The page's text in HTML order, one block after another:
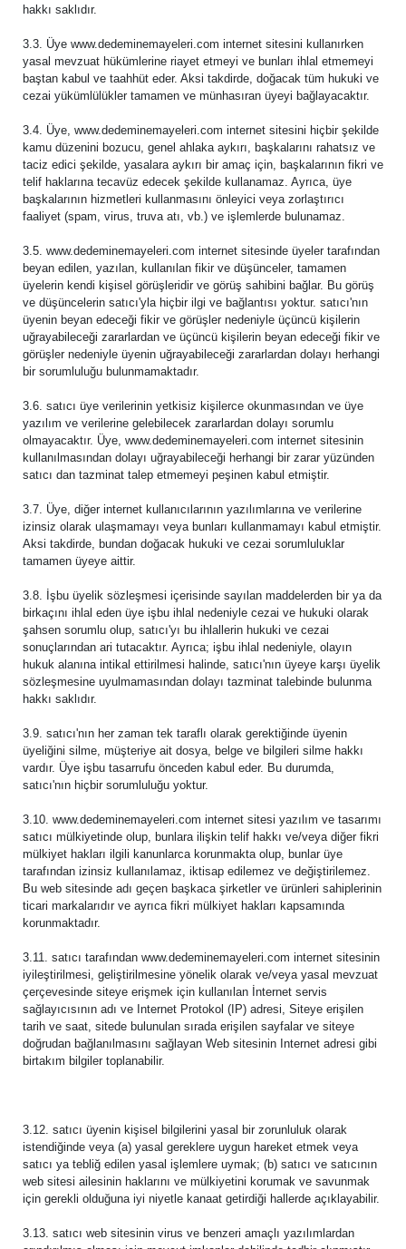
hakkı saklıdır.
3.3. Üye www.dedeminemayeleri.com internet sitesini kullanırken
yasal mevzuat hükümlerine riayet etmeyi ve bunları ihlal etmemeyi
baştan kabul ve taahhüt eder. Aksi takdirde, doğacak tüm hukuki ve
cezai yükümlülükler tamamen ve münhasıran üyeyi bağlayacaktır.
3.4. Üye, www.dedeminemayeleri.com internet sitesini hiçbir şekilde
kamu düzenini bozucu, genel ahlaka aykırı, başkalarını rahatsız ve
taciz edici şekilde, yasalara aykırı bir amaç için, başkalarının fikri ve
telif haklarına tecavüz edecek şekilde kullanamaz. Ayrıca, üye
başkalarının hizmetleri kullanmasını önleyici veya zorlaştırıcı
faaliyet (spam, virus, truva atı, vb.) ve işlemlerde bulunamaz.
3.5. www.dedeminemayeleri.com internet sitesinde üyeler tarafından
beyan edilen, yazılan, kullanılan fikir ve düşünceler, tamamen
üyelerin kendi kişisel görüşleridir ve görüş sahibini bağlar. Bu görüş
ve düşüncelerin satıcı'yla hiçbir ilgi ve bağlantısı yoktur. satıcı'nın
üyenin beyan edeceği fikir ve görüşler nedeniyle üçüncü kişilerin
uğrayabileceği zararlardan ve üçüncü kişilerin beyan edeceği fikir ve
görüşler nedeniyle üyenin uğrayabileceği zararlardan dolayı herhangi
bir sorumluluğu bulunmamaktadır.
3.6. satıcı üye verilerinin yetkisiz kişilerce okunmasından ve üye
yazılım ve verilerine gelebilecek zararlardan dolayı sorumlu
olmayacaktır. Üye, www.dedeminemayeleri.com internet sitesinin
kullanılmasından dolayı uğrayabileceği herhangi bir zarar yüzünden
satıcı dan tazminat talep etmemeyi peşinen kabul etmiştir.
3.7. Üye, diğer internet kullanıcılarının yazılımlarına ve verilerine
izinsiz olarak ulaşmamayı veya bunları kullanmamayı kabul etmiştir.
Aksi takdirde, bundan doğacak hukuki ve cezai sorumluluklar
tamamen üyeye aittir.
3.8. İşbu üyelik sözleşmesi içerisinde sayılan maddelerden bir ya da
birkaçını ihlal eden üye işbu ihlal nedeniyle cezai ve hukuki olarak
şahsen sorumlu olup, satıcı'yı bu ihlallerin hukuki ve cezai
sonuçlarından ari tutacaktır. Ayrıca; işbu ihlal nedeniyle, olayın
hukuk alanına intikal ettirilmesi halinde, satıcı'nın üyeye karşı üyelik
sözleşmesine uyulmamasından dolayı tazminat talebinde bulunma
hakkı saklıdır.
3.9. satıcı'nın her zaman tek taraflı olarak gerektiğinde üyenin
üyeliğini silme, müşteriye ait dosya, belge ve bilgileri silme hakkı
vardır. Üye işbu tasarrufu önceden kabul eder. Bu durumda,
satıcı'nın hiçbir sorumluluğu yoktur.
3.10. www.dedeminemayeleri.com internet sitesi yazılım ve tasarımı
satıcı mülkiyetinde olup, bunlara ilişkin telif hakkı ve/veya diğer fikri
mülkiyet hakları ilgili kanunlarca korunmakta olup, bunlar üye
tarafından izinsiz kullanılamaz, iktisap edilemez ve değiştirilemez.
Bu web sitesinde adı geçen başkaca şirketler ve ürünleri sahiplerinin
ticari markalarıdır ve ayrıca fikri mülkiyet hakları kapsamında
korunmaktadır.
3.11. satıcı tarafından www.dedeminemayeleri.com internet sitesinin
iyileştirilmesi, geliştirilmesine yönelik olarak ve/veya yasal mevzuat
çerçevesinde siteye erişmek için kullanılan İnternet servis
sağlayıcısının adı ve Internet Protokol (IP) adresi, Siteye erişilen
tarih ve saat, sitede bulunulan sırada erişilen sayfalar ve siteye
doğrudan bağlanılmasını sağlayan Web sitesinin Internet adresi gibi
birtakım bilgiler toplanabilir.
3.12. satıcı üyenin kişisel bilgilerini yasal bir zorunluluk olarak
istendiğinde veya (a) yasal gereklere uygun hareket etmek veya
satıcı ya tebliğ edilen yasal işlemlere uymak; (b) satıcı ve satıcının
web sitesi ailesinin haklarını ve mülkiyetini korumak ve savunmak
için gerekli olduğuna iyi niyetle kanaat getirdiği hallerde açıklayabilir.
3.13. satıcı web sitesinin virus ve benzeri amaçlı yazılımlardan